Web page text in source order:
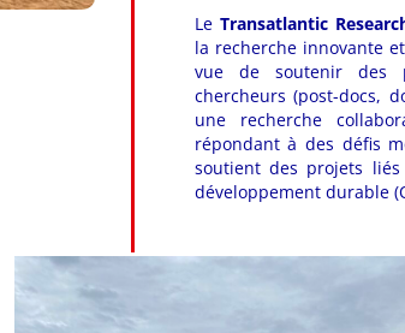
Le Transatlantic
la recherche innovante
vue de soutenir des
chercheurs (post-docs,
une recherche
répondant à des défis
soutient des projets
développement durable